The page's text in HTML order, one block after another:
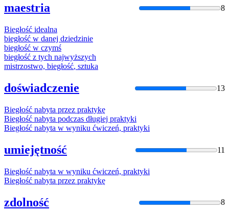
maestria 8
Biegłość idealna
biegłość w danej dziedzinie
biegłość w czymś
biegłość z tych najwyższych
mistrzostwo, biegłość, sztuka
doświadczenie 13
Biegłość nabyta przez praktykę
Biegłość nabyta podczas długiej praktyki
Biegłość nabyta w wyniku ćwiczeń, praktyki
umiejętność 11
Biegłość nabyta w wyniku ćwiczeń, praktyki
Biegłość nabyta przez praktykę
zdolność 8